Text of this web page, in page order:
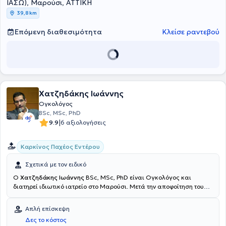
ΙΑΣΩ), Μαρούσι, ΑΤΤΙΚΗ
39,8 km
Επόμενη διαθεσιμότητα Κλείσε ραντεβού
Χατζηδάκης Ιωάννης
Ογκολόγος
BSc, MSc, PhD
9.9|6 αξιολογήσεις
Καρκίνος Παχέος Εντέρου
Σχετικά με τον ειδικό
Ο Χατζηδάκης Ιωάννης BSc, MSc, PhD είναι Ογκολόγος και
διατηρεί ιδιωτικό ιατρείο στο Μαρούσι. Μετά την αποφοίτηση του
του στο Τμήμα Βιολογίας της Σχολής Θετικών Επιστημών του
Εθνικού και Καποδιστριακού Πανεπιστημίου Αθηνών το 2006 και εν
συνεχεία έλαβε με τον βαθμό "Άριστα" τον τίτλου του Διατμηματικού
Απλή επίσκεψη
Δες το κόστος